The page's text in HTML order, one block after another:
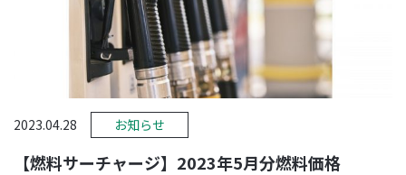
2023.04.28 お知らせ
【燃料サーチャージ】2023年5月分燃料価格